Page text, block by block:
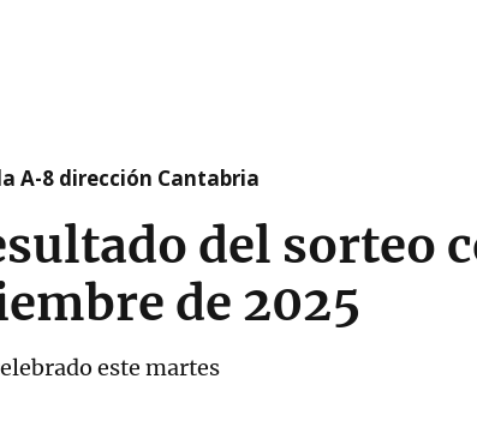
A-8 dirección Cantabria
del sorteo
de 2025
este martes